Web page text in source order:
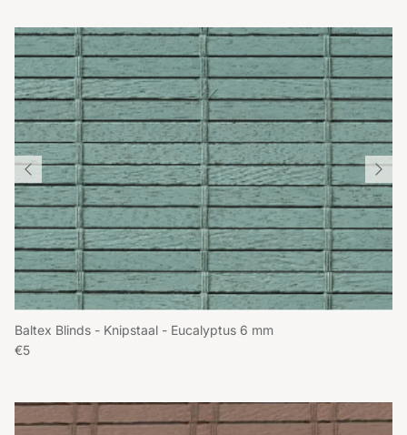
Baltex Blinds - Knipstaal - Eucalyptus 6 mm
Reguliere prijs
€5